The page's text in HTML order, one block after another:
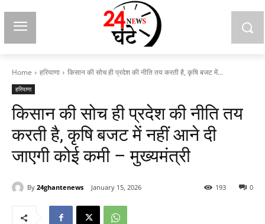
Home हरियाणा किसान की सोच ही प्रदेश की नीति तय करती है, कृषि बजट में...
हरियाणा
किसान की सोच ही प्रदेश की नीति तय
करती है, कृषि बजट में नहीं आने दी
जाएगी कोई कमी – मुख्यमंत्री
By 24ghantenews January 15, 2026 0
193